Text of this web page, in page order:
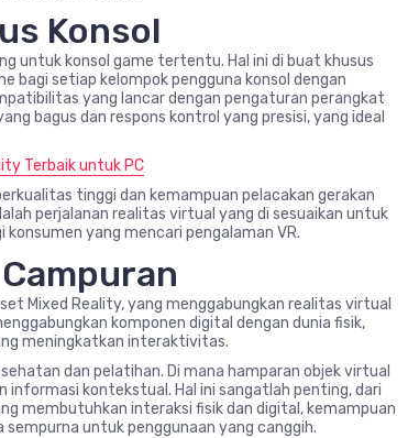
Konsol
untuk konsol game tertentu. Hal ini di buat khusus
bagi setiap kelompok pengguna konsol dengan
yang lancar dengan pengaturan perangkat
bagus dan respons kontrol yang presisi, yang ideal
Terbaik untuk PC
tinggi dan kemampuan pelacakan gerakan
perjalanan realitas virtual yang di sesuaikan untuk
yang mencari pengalaman VR.
Mixed Reality, yang menggabungkan realitas virtual
komponen digital dengan dunia fisik,
meningkatkan interaktivitas.
dan pelatihan. Di mana hamparan objek virtual
kontekstual. Hal ini sangatlah penting, dari
membutuhkan interaksi fisik dan digital, kemampuan
untuk penggunaan yang canggih.